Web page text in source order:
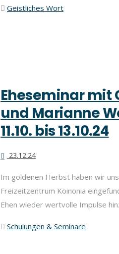
Geistliches Wort
Eheseminar mit
und Marianne
11.10. bis 13.10.24
23.12.24
Im goldenen Herbst haben wir
Freizeitzentrum Koinonia
Ehen wieder wertvolle Impulse
Schulungen & Seminare